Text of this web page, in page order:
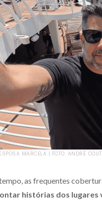
MARCELA | FOTO: ANDRÉ
as frequentes
histórias dos lugares